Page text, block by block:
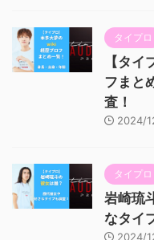
タイプロ
【タ
フまと
査！
2024/
タイプロ
岩崎琉
なタイ
2024/